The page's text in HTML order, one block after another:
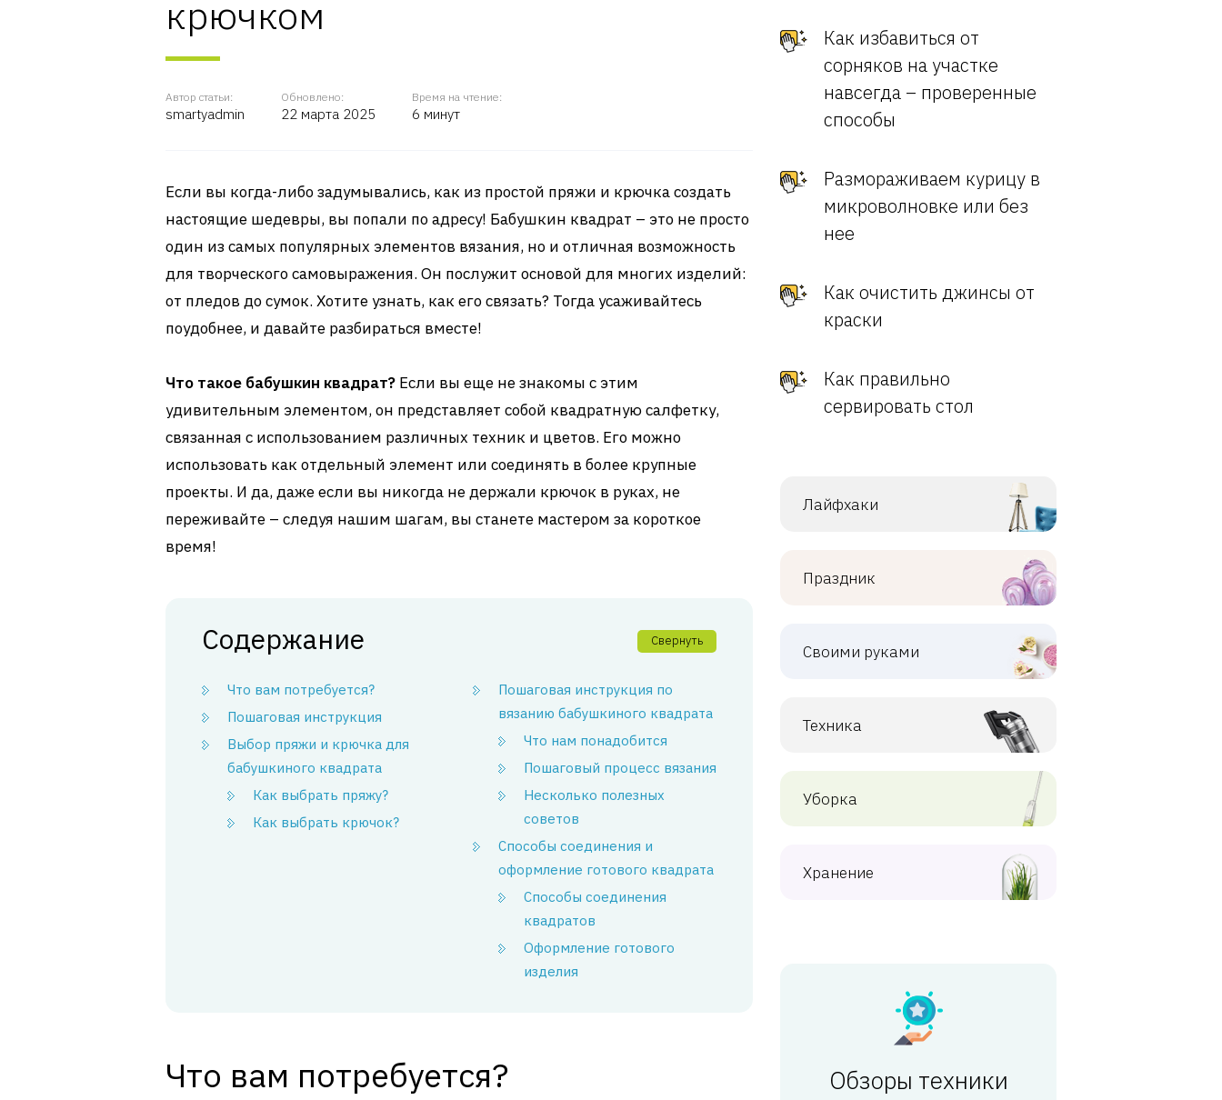
крючком
Автор статьи:
smartyadmin
Обновлено:
22 марта 2025
Время на чтение:
6 минут
Если вы когда-либо задумывались, как из простой пряжи и крючка создать
настоящие шедевры, вы попали по адресу! Бабушкин квадрат – это не просто
один из самых популярных элементов вязания, но и отличная возможность
для творческого самовыражения. Он послужит основой для многих изделий:
от пледов до сумок. Хотите узнать, как его связать? Тогда усаживайтесь
поудобнее, и давайте разбираться вместе!
Что такое бабушкин квадрат? Если вы еще не знакомы с этим
удивительным элементом, он представляет собой квадратную салфетку,
связанная с использованием различных техник и цветов. Его можно
использовать как отдельный элемент или соединять в более крупные
проекты. И да, даже если вы никогда не держали крючок в руках, не
переживайте – следуя нашим шагам, вы станете мастером за короткое
время!
Содержание Свернуть
Что вам потребуется?
Пошаговая инструкция
Выбор пряжи и крючка для
бабушкиного квадрата
Как выбрать пряжу?
Как выбрать крючок?
Пошаговая инструкция по
вязанию бабушкиного квадрата
Что нам понадобится
Пошаговый процесс вязания
Несколько полезных
советов
Способы соединения и
оформление готового квадрата
Способы соединения
квадратов
Оформление готового
изделия
Что вам потребуется?
Как избавиться от
сорняков на участке
навсегда – проверенные
способы
Размораживаем курицу в
микроволновке или без
нее
Как очистить джинсы от
краски
Как правильно
сервировать стол
Лайфхаки
Праздник
Своими руками
Техника
Уборка
Хранение
Обзоры техники